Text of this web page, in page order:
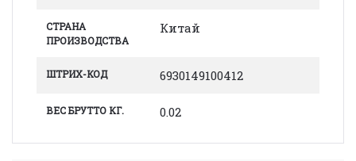
СТРАНА
ПРОИЗВОДСТВА
Китай
ШТРИХ-КОД 6930149100412
ВЕС БРУТТО КГ. 0.02